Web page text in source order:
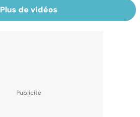
Plus de vidéos